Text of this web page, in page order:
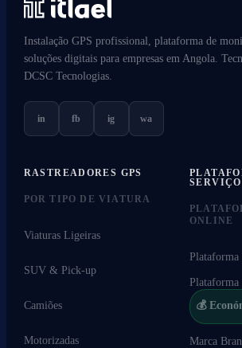
Instalação GPS profissional, plataforma de
soluções digitais para empresas em Angola.
DCSC Tecnologias.
in fb ig wa
RASTREADORES GPS
POR TIPO DE VIATURA
Viaturas Ligeiras
SUV & Pick-up
Camiões
Motorizadas
ONLINE
Plataforma
💰
Marca